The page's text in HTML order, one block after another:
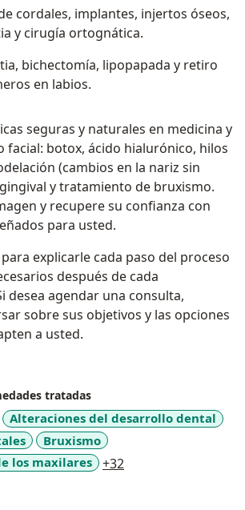
cordales, implantes, injertos óseos,
y cirugía ortognática.
bichectomía, lipopapada y retiro
en labios.
seguras y naturales en medicina y
facial: botox, ácido hialurónico, hilos
(cambios en la nariz sin
y tratamiento de bruxismo.
y recupere su confianza con
para usted.
explicarle cada paso del proceso
después de cada
desea agendar una consulta,
sobre sus objetivos y las opciones
a usted.
tratadas
Alteraciones del desarrollo dental
Bruxismo
los maxilares
+32